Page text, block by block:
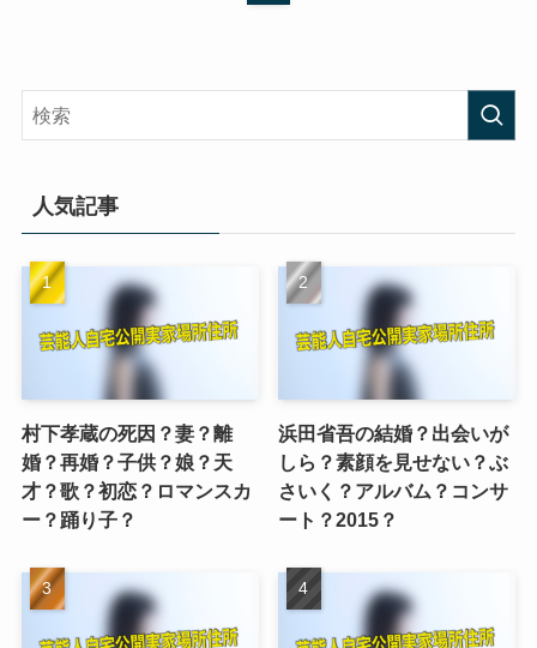
人気記事
村下孝蔵の死因？妻？離
婚？再婚？子供？娘？天
才？歌？初恋？ロマンスカ
ー？踊り子？
浜田省吾の結婚？出会いが
しら？素顔を見せない？ぶ
さいく？アルバム？コンサ
ート？2015？